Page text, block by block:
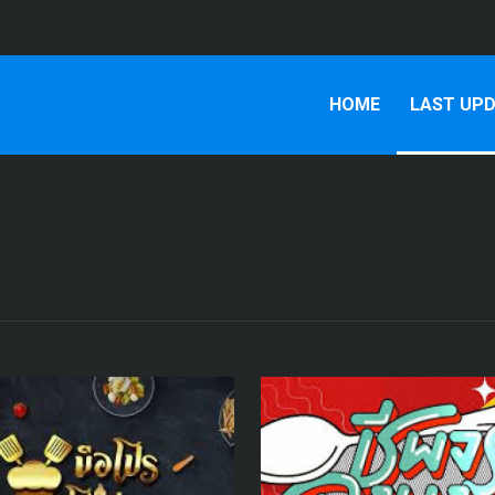
HOME LAST